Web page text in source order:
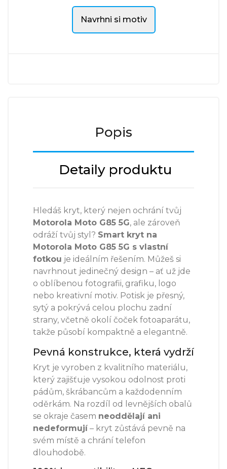
Navrhni si motiv
Popis
Detaily produktu
Hledáš kryt, který nejen ochrání tvůj
Motorola Moto G85 5G, ale zároveň
odráží tvůj styl? Smart kryt na
Motorola Moto G85 5G s vlastní
fotkou je ideálním řešením. Můžeš si
navrhnout jedinečný design – ať už jde
o oblíbenou fotografii, grafiku, logo
nebo kreativní motiv. Potisk je přesný,
sytý a pokrývá celou plochu zadní
strany, včetně okolí čoček fotoaparátu,
takže působí kompaktně a elegantně.
Pevná konstrukce, která vydrží
Kryt je vyroben z kvalitního materiálu,
který zajišťuje vysokou odolnost proti
pádům, škrábancům a každodenním
oděrkám. Na rozdíl od levnějších obalů
se okraje časem neoddělají ani
nedeformují – kryt zůstává pevně na
svém místě a chrání telefon
dlouhodobě.